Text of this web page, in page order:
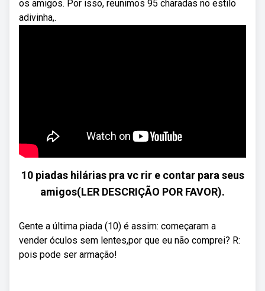
os amigos. Por isso, reunimos 95 charadas no estilo
adivinha,.
10 piadas hilárias pra vc rir e contar para seus
amigos(LER DESCRIÇÃO POR FAVOR).
Gente a última piada (10) é assim: começaram a
vender óculos sem lentes,por que eu não comprei? R:
pois pode ser armação!